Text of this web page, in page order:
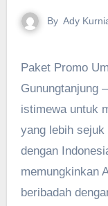
By Ady
Paket Promo Umroh Reguler Oktober 2024
Gunungtanjung
istimewa untuk
yang lebih sejuk
dengan
memungkinkan
beribadah